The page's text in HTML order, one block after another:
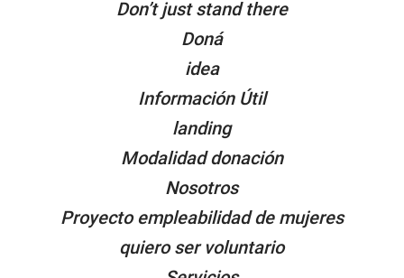
Don’t just stand there
Doná
idea
Información Útil
landing
Modalidad donación
Nosotros
Proyecto empleabilidad de mujeres
quiero ser voluntario